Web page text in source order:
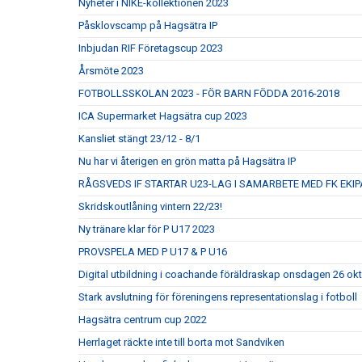
Nyheter i NIKE-kollektionen 2023
Påsklovscamp på Hagsätra IP
Inbjudan RIF Företagscup 2023
Årsmöte 2023
FOTBOLLSSKOLAN 2023 - FÖR BARN FÖDDA 2016-2018
ICA Supermarket Hagsätra cup 2023
Kansliet stängt 23/12 - 8/1
Nu har vi återigen en grön matta på Hagsätra IP
RÅGSVEDS IF STARTAR U23-LAG I SAMARBETE MED FK
Skridskoutlåning vintern 22/23!
Ny tränare klar för P U17 2023
PROVSPELA MED P U17 & P U16
Digital utbildning i coachande föräldraskap onsdagen 26
Stark avslutning för föreningens representationslag i fotboll
Hagsätra centrum cup 2022
Herrlaget räckte inte till borta mot Sandviken